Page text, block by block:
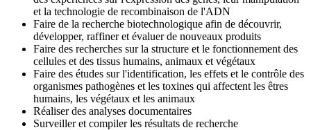
et la technologie de recombinaison de l'ADN
Faire de la recherche biotechnologique afin de découvrir,
développer, raffiner et évaluer de nouveaux produits
Faire des recherches sur la structure et le fonctionnement des
cellules et des tissus humains, animaux et végétaux
Faire des études sur l'identification, les effets et le contrôle des
organismes pathogènes et les toxines qui affectent les êtres
humains, les végétaux et les animaux
Réaliser des analyses documentaires
Surveiller et compiler les résultats de recherche